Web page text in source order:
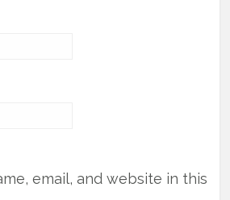
email, and website in this